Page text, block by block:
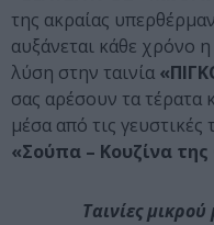
της ακραίας
αυξάνεται κάθε χρόνο
λύση στην ταινία
σας αρέσουν τα τέρατα
μέσα από τις γευστικές
«Σούπα – Κουζίνα
Ταινίες